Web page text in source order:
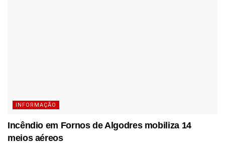
INFORMAÇÃO
Incêndio em Fornos de Algodres mobiliza 14
meios aéreos